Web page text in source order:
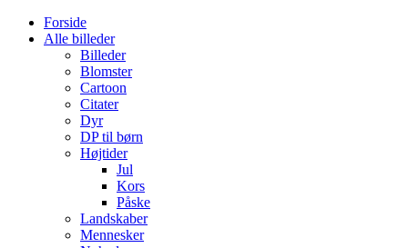
Forside
Alle billeder
Billeder
Blomster
Cartoon
Citater
Dyr
DP til børn
Højtider
Jul
Kors
Påske
Landskaber
Mennesker